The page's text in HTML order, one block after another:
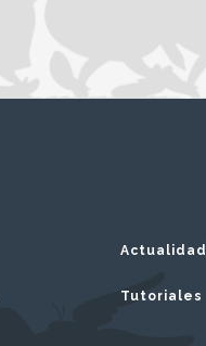
Actualidad
Tutoriales